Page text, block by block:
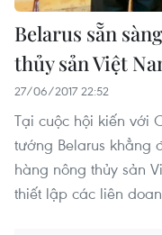
Belarus sẵn
thủy sản Việt
27/06/2017 22:52
Tại cuộc hội kiến với
tướng Belarus khẳng
hàng nông thủy sản
thiết lập các liên